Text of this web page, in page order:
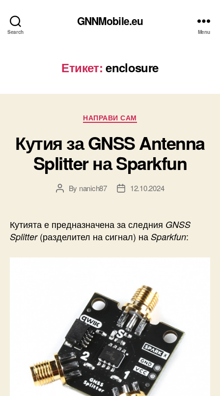
Search
GNNMobile.eu
Menu
Етикет: enclosure
Categories
НАПРАВИ САМ
Кутия за GNSS Antenna
Splitter на Sparkfun
PostBy nanich87
Post12.10.2024
Кутията е предназначена за следния GNSS
Splitter(разделител на сигнал) на Sparkfun: